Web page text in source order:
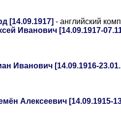
[14.09.1917] - английский
Иванович [14.09.1917-
Иванович [14.09.1916-
Алексеевич [14.09.1915-